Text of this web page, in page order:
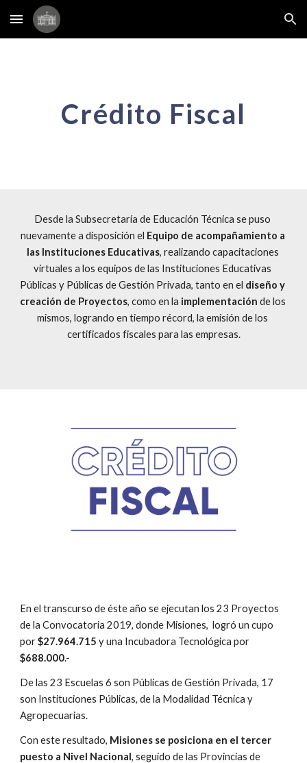
Skip to main content Skip to navigation
Crédito Fiscal
Desde la Subsecretaría de Educación Técnica se puso
nuevamente a disposición el Equipo de acompañamiento a
las Instituciones Educativas, realizando capacitaciones
virtuales a los equipos de las Instituciones Educativas
Públicas y Públicas de Gestión Privada, tanto en el diseño y
creación de Proyectos, como en la implementación de los
mismos, logrando en tiempo récord, la emisión de los
certificados fiscales para las empresas.
En el transcurso de éste año se ejecutan los 23 Proyectos
de la Convocatoria 2019, donde Misiones,  logró un cupo
por $27.964.715
$688.000.-
De las 23 Escuelas 6 son Públicas de Gestión Privada, 17
son Instituciones Públicas, de la Modalidad Técnica y
Agropecuarias.
Con este resultado, Misiones se posiciona en el tercer
puesto a Nivel Nacional, seguido de las Provincias de